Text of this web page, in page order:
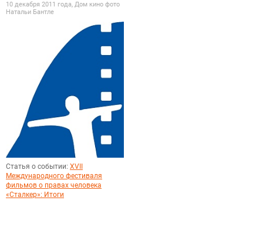
10 декабря 2011 года, Дом кино фото
Натальи Бантле
Статья о событии: XVII
Международного фестиваля
фильмов о правах человека
«Сталкер»: Итоги